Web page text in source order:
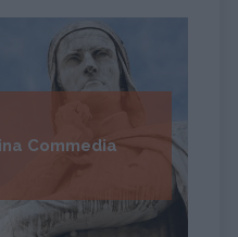
Commedia